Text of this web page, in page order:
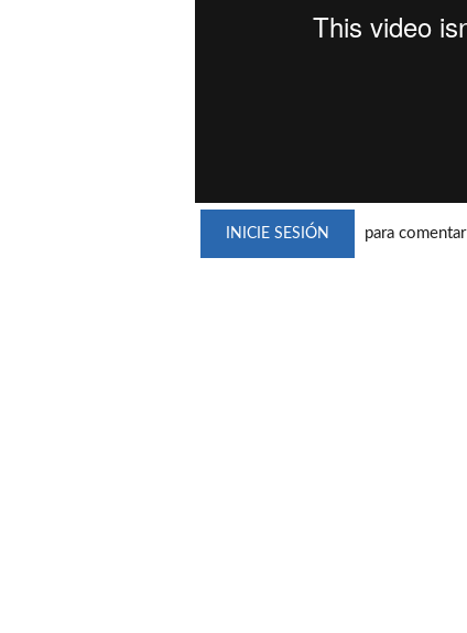
INICIE SESIÓN para comentar